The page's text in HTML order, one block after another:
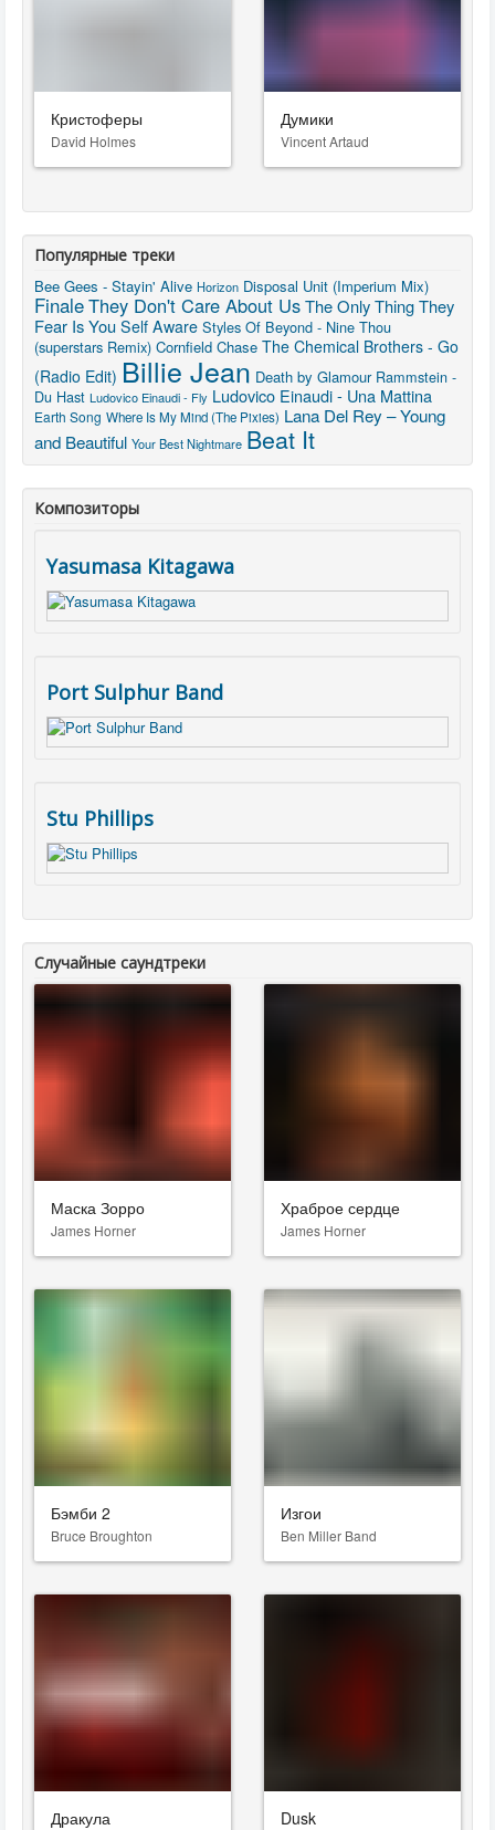
Кристоферы
David Holmes
Думики
Vincent Artaud
Популярные треки
Bee Gees - Stayin' Alive Horizon Disposal Unit (Imperium Mix)
FinaleThey Don't Care About UsThe Only Thing They
Fear Is You Self Aware Styles Of Beyond - Nine Thou
(superstars Remix) Cornfield Chase The Chemical Brothers - Go
(Radio Edit) Billie Jean Death by Glamour Rammstein -
Du Hast Ludovico Einaudi - Fly Ludovico Einaudi - Una Mattina
Earth Song Where Is My Mind (The Pixies) Lana Del Rey – Young
and Beautiful Your Best Nightmare Beat It
Композиторы
Yasumasa Kitagawa
Port Sulphur Band
Stu Phillips
Случайные саундтреки
Маска Зорро
James Horner
Храброе сердце
James Horner
Бэмби 2
Bruce Broughton
Изгои
Ben Miller Band
Дракула Dusk